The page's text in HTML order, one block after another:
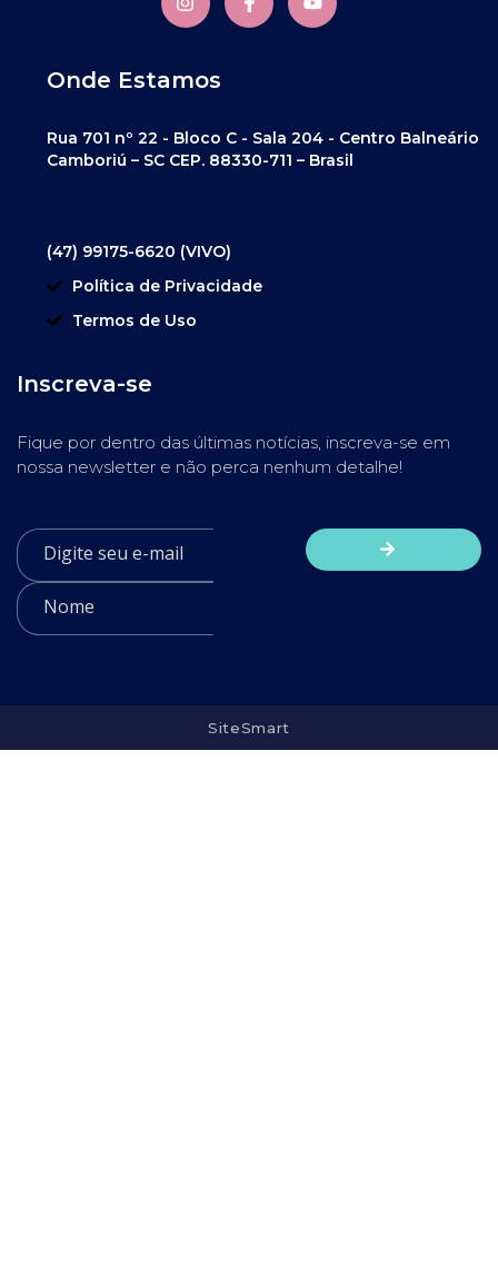
Onde Estamos
Rua 701 nº 22 - Bloco C - Sala 204 - Centro Balneário
Camboriú – SC CEP. 88330-711 – Brasil
(47) 99175-6620 (VIVO)
Política de Privacidade
Termos de Uso
Inscreva-se
Fique por dentro das últimas notícias, inscreva-se em
nossa newsletter e não perca nenhum detalhe!
SiteSmart